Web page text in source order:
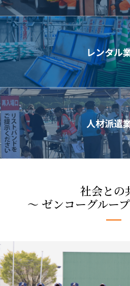
レンタル
人材派遣
社会との
〜 ゼンコーグルー